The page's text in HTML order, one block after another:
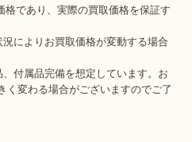
であり、実際の買取価格を保証す
によりお買取価格が変動する場合
付属品完備を想定しています。お
く変わる場合がございますのでご了